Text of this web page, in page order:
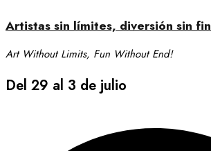
Artistas sin límites, diversión sin fin
Art Without Limits, Fun Without End!
Del 29 al 3 de julio